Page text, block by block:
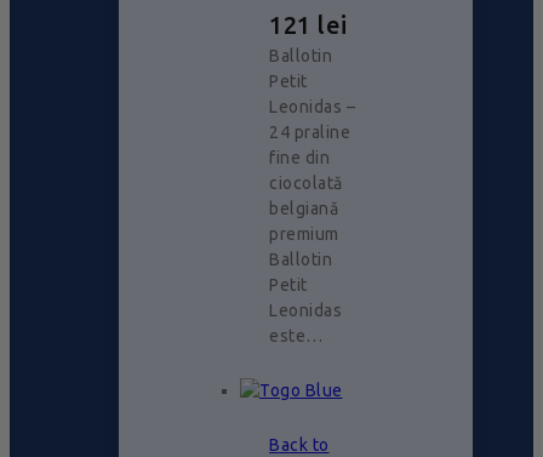
121 lei
Ballotin
Petit
Leonidas –
24 praline
fine din
ciocolată
belgiană
premium
Ballotin
Petit
Leonidas
este…
Back to